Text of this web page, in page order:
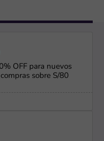
OFF para nuevos
sobre S/80